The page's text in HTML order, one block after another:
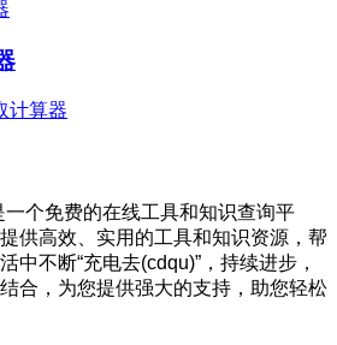
计算器
个免费的在线工具和知识查询平
供高效、实用的工具和知识资源，帮
中不断“充电去(cdqu)”，持续进步，
合，为您提供强大的支持，助您轻松